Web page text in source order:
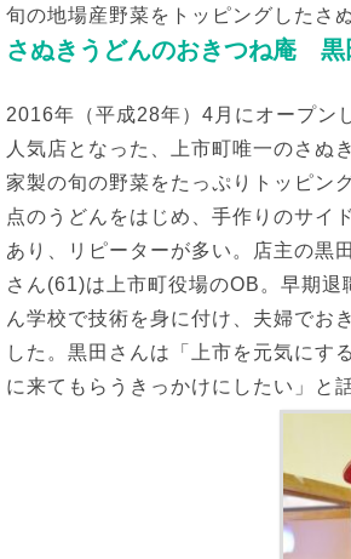
旬の地場産野菜をトッピングしたさ
さぬきうどんのおきつね庵 黒
2016年（平成28年）4月にオープン
人気店となった、上市町唯一のさぬ
家製の旬の野菜をたっぷりトッピン
点のうどんをはじめ、手作りのサイ
あり、リピーターが多い。店主の黒
さん(61)は上市町役場のOB。早期退
ん学校で技術を身に付け、夫婦でお
した。黒田さんは「上市を元気にす
に来てもらうきっかけにしたい」と話